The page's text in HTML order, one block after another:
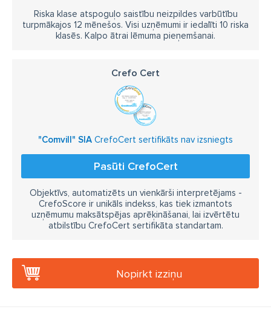
Riska klase atspoguļo saistību neizpildes varbūtību
turpmākajos 12 mēnešos. Visi uzņēmumi ir iedalīti 10 riska
klasēs. Kalpo ātrai lēmuma pieņemšanai.
Crefo Cert
"Comvill" SIA CrefoCert sertifikāts nav izsniegts
Pasūti CrefoCert
Objektīvs, automatizēts un vienkārši interpretējams -
CrefoScore ir unikāls indekss, kas tiek izmantots
uzņēmumu maksātspējas aprēķināšanai, lai izvērtētu
atbilstību CrefoCert sertifikāta standartam.
Nopirkt izziņu